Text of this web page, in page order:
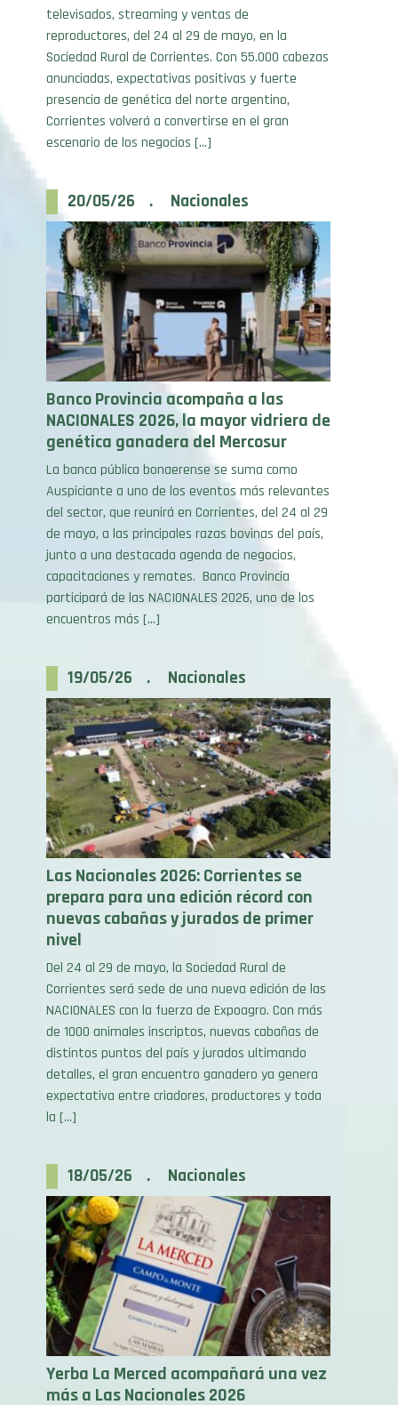
reproductores, del 24 al 29 de mayo, en la
Sociedad Rural de Corrientes. Con 55.000 cabezas
anunciadas, expectativas positivas y fuerte
presencia de genética del norte argentino,
Corrientes volverá a convertirse en el gran
escenario de los negocios […]
Banco Provincia acompaña a las
NACIONALES 2026, la mayor vidriera de
genética ganadera del Mercosur
La banca pública bonaerense se suma como
Auspiciante a uno de los eventos más relevantes
del sector, que reunirá en Corrientes, del 24 al 29
de mayo, a las principales razas bovinas del país,
junto a una destacada agenda de negocios,
capacitaciones y remates. Banco Provincia
participará de las NACIONALES 2026, uno de los
encuentros más […]
Las Nacionales 2026: Corrientes se
prepara para una edición récord con
nuevas cabañas y jurados de primer
nivel
Del 24 al 29 de mayo, la Sociedad Rural de
Corrientes será sede de una nueva edición de las
NACIONALES con la fuerza de Expoagro. Con más
de 1000 animales inscriptos, nuevas cabañas de
distintos puntos del país y jurados ultimando
detalles, el gran encuentro ganadero ya genera
expectativa entre criadores, productores y toda
la […]
Yerba La Merced acompañará una vez
más a Las Nacionales 2026
La marca premium de Establecimiento Las